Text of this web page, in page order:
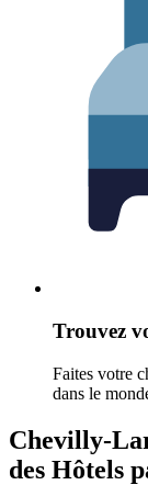
Trouvez
Faites votre
dans le
Chevilly-
des Hôtels